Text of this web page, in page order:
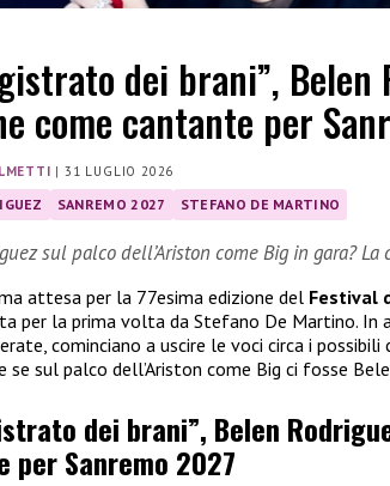
dei brani”, Belen
come cantante per
|31 LUGLIO 2026
SANREMO 2027 STEFANO DE MARTINO
sul palco dell’Ariston come Big in gara?
attesa per la 77esima edizione del Festival
per la prima volta da Stefano De Martino. In
cominciano a uscire le voci circa i possibili
se sul palco dell’Ariston come Big ci fosse
dei brani”, Belen
per Sanremo 2027